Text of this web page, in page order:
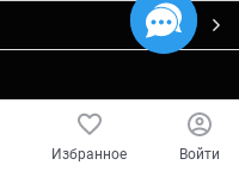
Избранное Войти